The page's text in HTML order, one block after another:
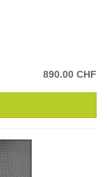
890.00 CHF